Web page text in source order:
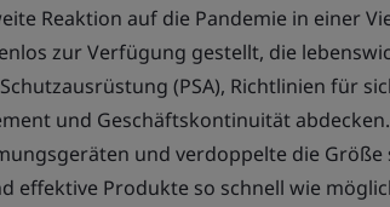
Reaktion auf die Pandemie in einer
zur Verfügung gestellt, die
(PSA), Richtlinien für
und Geschäftskontinuität
und verdoppelte die Größe
effektive Produkte so schnell wie